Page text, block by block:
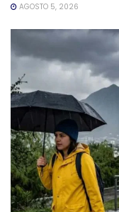
AGOSTO 5, 2026